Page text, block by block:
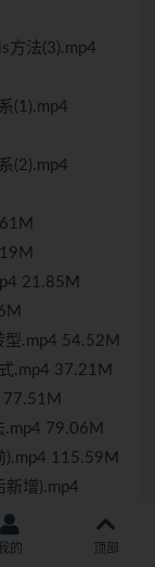
方法(3).mp4
(1).mp4
(2).mp4
21.85M
型.mp4 54.52M
.mp4 37.21M
77.51M
.mp4 79.06M
).mp4 115.59M
新增).mp4
类.mp4 82.70M
的 顶部